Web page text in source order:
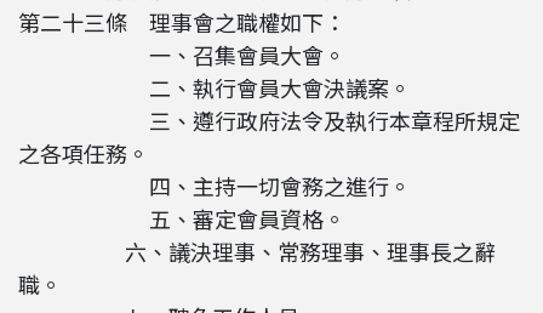
第二十三條 理事會之職權如下：
一、召集會員大會。
二、執行會員大會決議案。
三、遵行政府法令及執行本章程所規定
之各項任務。
四、主持一切會務之進行。
五、審定會員資格。
六、議決理事、常務理事、理事長之辭
職。